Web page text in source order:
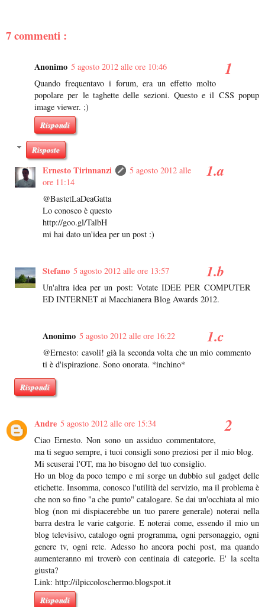
7 commenti :
Anonimo 5 agosto 2012 alle ore 10:46
Quando frequentavo i forum, era un effetto molto
popolare per le taghette delle sezioni. Questo e il CSS popup
image viewer. ;)
Rispondi
Risposte
Ernesto Tirinnanzi
5 agosto 2012 alle
ore 11:14
@BastetLaDeaGatta
Lo conosco è questo
http://goo.gl/TalbH
mi hai dato un'idea per un post :)
Stefano 5 agosto 2012 alle ore 13:57
Un'altra idea per un post: Votate IDEE PER COMPUTER
ED INTERNET ai Macchianera Blog Awards 2012.
Anonimo 5 agosto 2012 alle ore 16:22
@Ernesto: cavoli! già la seconda volta che un mio commento
ti è d'ispirazione. Sono onorata. *inchino*
Rispondi
Andre 5 agosto 2012 alle ore 15:34
Ciao Ernesto. Non sono un assiduo commentatore,
ma ti seguo sempre, i tuoi consigli sono preziosi per il mio blog.
Mi scuserai l'OT, ma ho bisogno del tuo consiglio.
Ho un blog da poco tempo e mi sorge un dubbio sul gadget delle
etichette. Insomma, conosco l'utilità del servizio, ma il problema è
che non so fino "a che punto" catalogare. Se dai un'occhiata al mio
blog (non mi dispiacerebbe un tuo parere generale) noterai nella
barra destra le varie catgorie. E noterai come, essendo il mio un
blog televisivo, catalogo ogni programma, ogni personaggio, ogni
genere tv, ogni rete. Adesso ho ancora pochi post, ma quando
aumenteranno mi troverò con centinaia di categorie. E' la scelta
giusta?
Link: http://ilpiccoloschermo.blogspot.it
Rispondi